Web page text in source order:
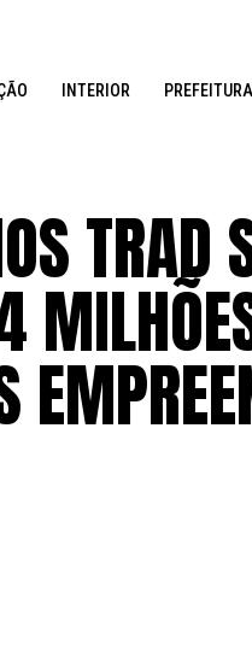
INTERIOR PREFEITURA
TRAD